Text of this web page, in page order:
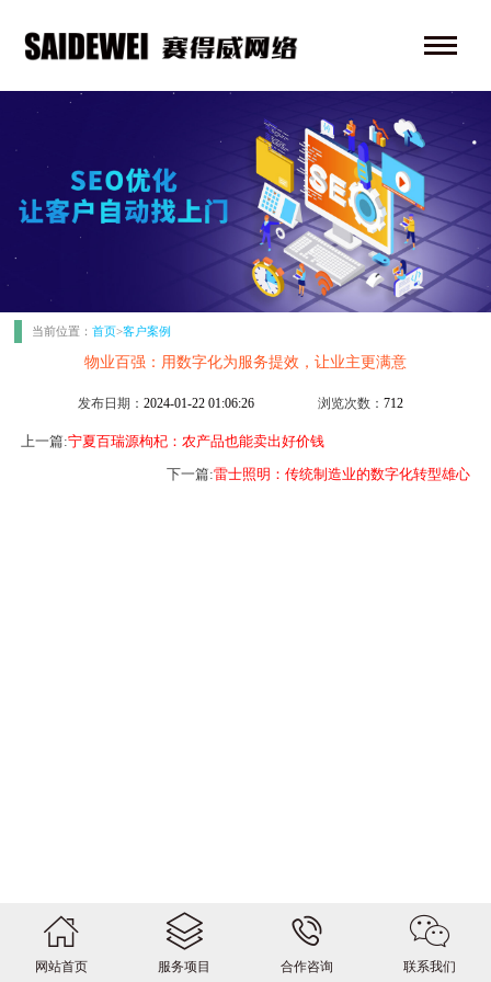
当前位置：首页>客户案例
物业百强：用数字化为服务提效，让业主更满意
发布日期：2024-01-22 01:06:26 浏览次数：712
上一篇:宁夏百瑞源枸杞：农产品也能卖出好价钱
下一篇:雷士照明：传统制造业的数字化转型雄心
网站首页 服务项目 合作咨询 联系我们